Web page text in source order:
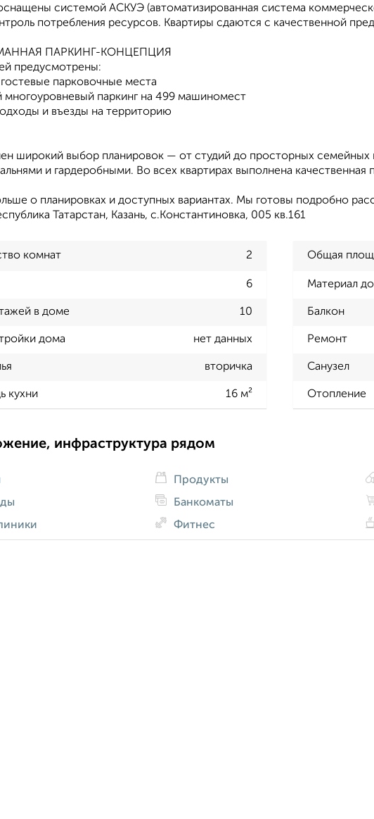
системой АСКУЭ (автоматизированная система
потребления ресурсов. Квартиры сдаются с качественной
ПАРКИНГ-КОНЦЕПЦИЯ
предусмотрены:
парковочные места
многоуровневый паркинг на 499 машиномест
и въезды на территорию
широкий выбор планировок — от студий до просторных семейных
и гардеробными. Во всех квартирах выполнена качественная
о планировках и доступных вариантах. Мы готовы подробно
Татарстан, Казань, с.Константиновка, 005 кв.161
комнат 2 Общая
6 Материал
в доме 10 Балкон
дома нет данных Ремонт
вторичка Санузел
кухни 16 м² Отопление
инфраструктура рядом
Продукты
Банкоматы
Фитнес